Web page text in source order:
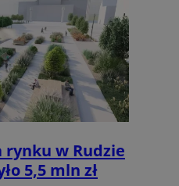
w Rudzie
5,5 mln zł